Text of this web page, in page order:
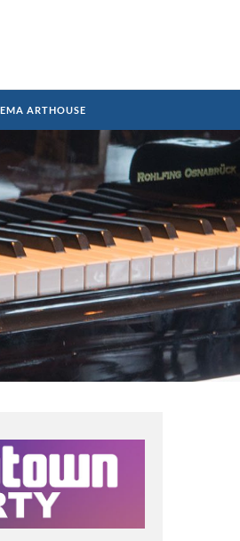
ARTHOUSE